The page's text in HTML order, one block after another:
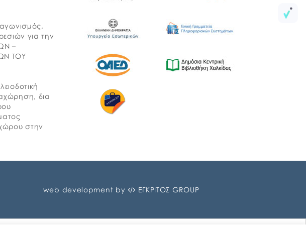
για την
–
ΤΟΥ
δια
στην
web development by ΕΓΚΡΙΤΟΣ GROUP